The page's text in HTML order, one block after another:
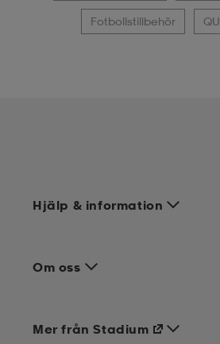
Fotbollstillbehör
Hjälp & information
Om oss
Mer från Stadium